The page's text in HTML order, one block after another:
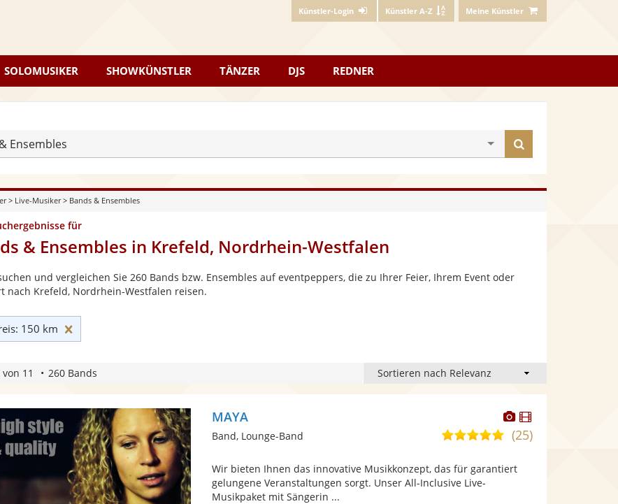
Künstler-Login Künstler A-Z Meine Künstler
SOLOMUSIKER SHOWKÜNSTLER TÄNZER DJS REDNER
Ensembles
finden
> Live-Musiker> Bands & Ensembles
für
& Ensembles in Krefeld, Nordrhein-Westfalen
und vergleichen Sie 260 Bands bzw. Ensembles auf eventpeppers, die zu Ihrer Feier, Ihrem Event oder
nach Krefeld, Nordrhein-Westfalen reisen.
150 km
11 260 Bands
Dieser
Künstler
stellt
bereit.
Dieser
Künstler
MAYA
5,0
5
(25)
Band, Lounge-Band
Wir bieten Ihnen das innovative Musikkonzept, das für garantiert
gelungene Veranstaltungen sorgt. Unser All-Inclusive Live-
Musikpaket mit Sängerin ...